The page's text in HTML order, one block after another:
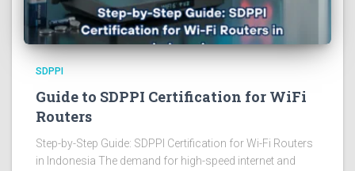
SDPPI
Guide to SDPPI Certification for WiFi
Routers
Step-by-Step Guide: SDPPI Certification for Wi-Fi Routers
in Indonesia The demand for high-speed internet and